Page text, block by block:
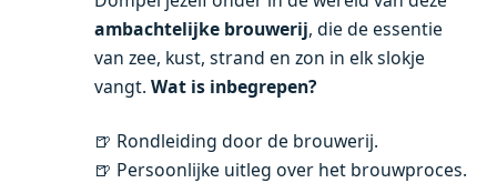
ambachtelijke brouwerij, die de essentie
van zee, kust, strand en zon in elk slokje
vangt. Wat is inbegrepen?
🍺 Rondleiding door de brouwerij.
🍺 Persoonlijke uitleg over het brouwproces.